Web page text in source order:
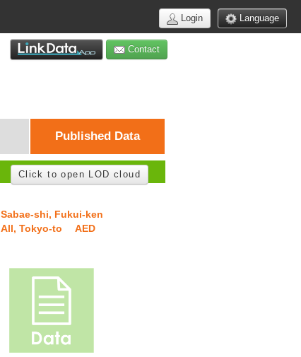
Language
Login
Contact
Published Data
Click to open LOD cloud
Sabae-shi, Fukui-ken
All, Tokyo-to
AED